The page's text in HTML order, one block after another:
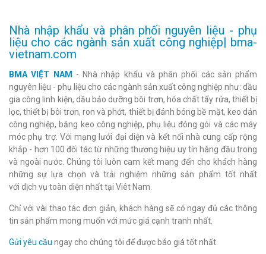
Nhà nhập khẩu và phân phối nguyên liệu - phụ
liệu cho các ngành sản xuất công nghiệp| bma-
vietnam.com
BMA VIỆT NAM
- Nhà nhập khẩu và phân phối các sản phẩm
nguyên liệu - phụ liệu cho các ngành sản xuất công nghiệp như: dầu
gia công linh kiện, dầu bảo dưỡng bôi trơn, hóa chất tẩy rửa, thiết bị
lọc, thiết bị bôi trơn, ron và phớt, thiết bị đánh bóng bề mặt, keo dán
công nghiệp, băng keo công nghiệp, phụ liệu đóng gói và các máy
móc phụ trợ. Với mạng lưới đại diện và kết nối nhà cung cấp rộng
khắp - hơn 100 đối tác từ những thương hiệu uy tín hàng đầu trong
và ngoài nước. Chúng tôi luôn cam kết mang đến cho khách hàng
những sự lựa chọn và trải nghiệm những sản phẩm tốt nhất
với dịch vụ toàn diện nhất tại Viêt Nam.
Chỉ với vài thao tác đơn giản, khách hàng sẽ có ngay đủ các thông
tin sản phẩm mong muốn với mức giá cạnh tranh nhất.
Gửi yêu cầu ngay cho chúng tôi để được báo giá tốt nhất.